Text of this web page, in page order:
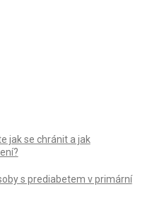
jak se chránit a jak
s prediabetem v primární